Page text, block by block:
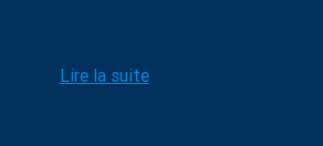
Lire la suite